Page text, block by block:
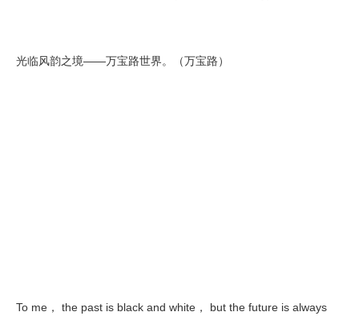
光临风韵之境——万宝路世界。（万宝路）
To me， the past is black and white， but the future is always